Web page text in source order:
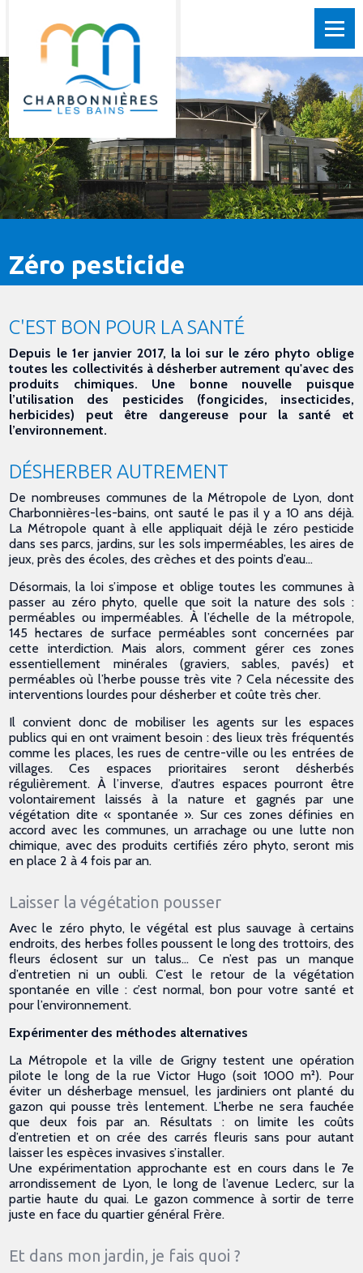
Zéro pesticide
C'EST BON POUR LA SANTÉ
Depuis le 1er janvier 2017, la loi sur le zéro phyto oblige
toutes les collectivités à désherber autrement qu'avec des
produits chimiques. Une bonne nouvelle puisque
l’utilisation des pesticides (fongicides, insecticides,
herbicides) peut être dangereuse pour la santé et
l’environnement.
DÉSHERBER AUTREMENT
De nombreuses communes de la Métropole de Lyon, dont
Charbonnières-les-bains, ont sauté le pas il y a 10 ans déjà.
La Métropole quant à elle appliquait déjà le zéro pesticide
dans ses parcs, jardins, sur les sols imperméables, les aires de
jeux, près des écoles, des crèches et des points d’eau…
Désormais, la loi s’impose et oblige toutes les communes à
passer au zéro phyto, quelle que soit la nature des sols :
perméables ou imperméables. À l’échelle de la métropole,
145 hectares de surface perméables sont concernées par
cette interdiction. Mais alors, comment gérer ces zones
essentiellement minérales (graviers, sables, pavés) et
perméables où l’herbe pousse très vite ? Cela nécessite des
interventions lourdes pour désherber et coûte très cher.
Il convient donc de mobiliser les agents sur les espaces
publics qui en ont vraiment besoin : des lieux très fréquentés
comme les places, les rues de centre-ville ou les entrées de
villages. Ces espaces prioritaires seront désherbés
régulièrement. À l’inverse, d’autres espaces pourront être
volontairement laissés à la nature et gagnés par une
végétation dite « spontanée ». Sur ces zones définies en
accord avec les communes, un arrachage ou une lutte non
chimique, avec des produits certifiés zéro phyto, seront mis
en place 2 à 4 fois par an.
Laisser la végétation pousser
Avec le zéro phyto, le végétal est plus sauvage à certains
endroits, des herbes folles poussent le long des trottoirs, des
fleurs éclosent sur un talus… Ce n’est pas un manque
d’entretien ni un oubli. C’est le retour de la végétation
spontanée en ville : c’est normal, bon pour votre santé et
pour l’environnement.
Expérimenter des méthodes alternatives
La Métropole et la ville de Grigny testent une opération
pilote le long de la rue Victor Hugo (soit 1000 m²). Pour
éviter un désherbage mensuel, les jardiniers ont planté du
gazon qui pousse très lentement. L’herbe ne sera fauchée
que deux fois par an. Résultats : on limite les coûts
d’entretien et on crée des carrés fleuris sans pour autant
laisser les espèces invasives s’installer.
Une expérimentation approchante est en cours dans le 7e
arrondissement de Lyon, le long de l’avenue Leclerc, sur la
partie haute du quai. Le gazon commence à sortir de terre
juste en face du quartier général Frère.
Et dans mon jardin, je fais quoi ?